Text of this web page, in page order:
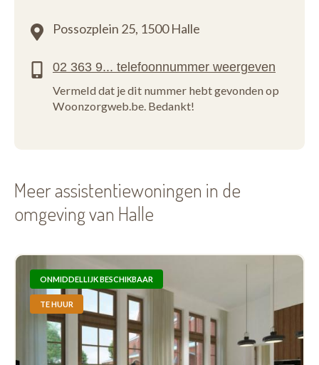
Possozplein 25, 1500 Halle
Vermeld dat je dit nummer hebt gevonden op
Woonzorgweb.be. Bedankt!
Meer assistentiewoningen in de
omgeving van Halle
ONMIDDELLIJK BESCHIKBAAR
TE HUUR